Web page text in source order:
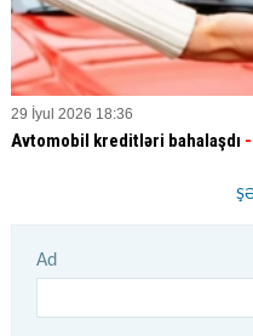
29 İyul 2026 18:36
Avtomobil kreditləri bahalaşdı
Ad